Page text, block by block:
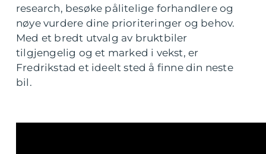
research, besøke pålitelige forhandlere og
nøye vurdere dine prioriteringer og behov.
Med et bredt utvalg av bruktbiler
tilgjengelig og et marked i vekst, er
Fredrikstad et ideelt sted å finne din neste
bil.